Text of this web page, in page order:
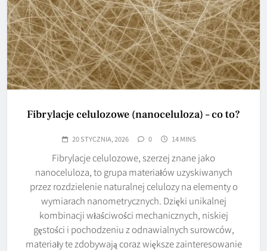
Fibrylacje celulozowe (nanoceluloza) – co to?
20 STYCZNIA, 2026 0 14 MINS
Fibrylacje celulozowe, szerzej znane jako
nanoceluloza, to grupa materiałów uzyskiwanych
przez rozdzielenie naturalnej celulozy na elementy o
wymiarach nanometrycznych. Dzięki unikalnej
kombinacji właściwości mechanicznych, niskiej
gęstości i pochodzeniu z odnawialnych surowców,
materiały te zdobywają coraz większe zainteresowanie